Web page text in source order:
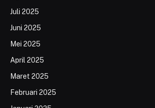
Juli 2025
Juni 2025
Mei 2025
April 2025
Maret 2025
Februari 2025